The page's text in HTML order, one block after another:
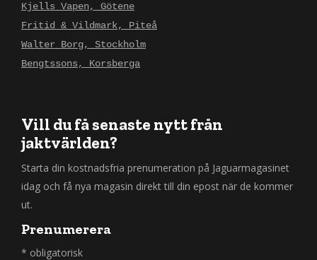
Kjells Vapen, Götene
Fritid & Vildmark, Piteå
Walter Borg, Stockholm
Bengtssons, Korsberga
Vill du få senaste nytt från
jaktvärlden?
Starta din kostnadsfria prenumeration på Jaguarmagasinet
idag och få nya magasin direkt till din epost när de kommer
ut.
Prenumerera
* obligatorisk